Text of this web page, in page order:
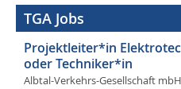
TGA Jobs
Projektleiter*in
oder Techniker*in
Albtal-Verkehrs-Gesellschaft mbH